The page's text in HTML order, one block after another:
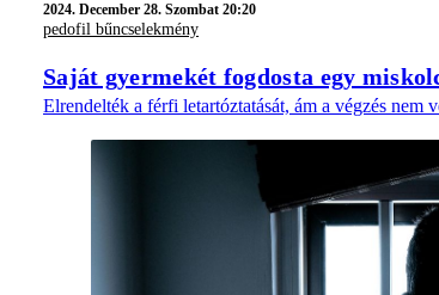
2024. December 28. Szombat 20:20
pedofil bűncselekmény
Saját gyermekét fogdosta egy
Elrendelték a férfi letartóztatását, ám a végzés nem